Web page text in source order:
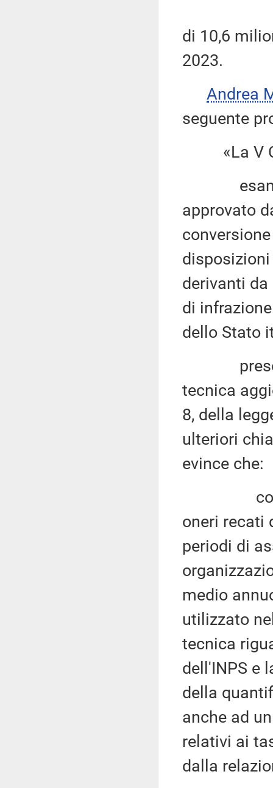
di 10,6
2023.
Andrea
seguente
«La V
approvato
derivanti da
di
dello Stato
preso
tecnica
8, della
ulteriori
evince che:
con
oneri recati
periodi di
medio
utilizzato
tecnica
dell'INPS e
della
anche ad
relativi ai
dalla